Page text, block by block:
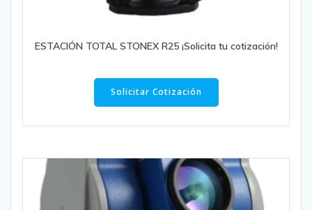
ESTACIÓN TOTAL STONEX R25 ¡Solicita tu cotización!
Solicitar Cotización